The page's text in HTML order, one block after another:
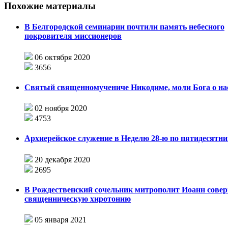
Похожие материалы
В Белгородской семинарии почтили память небесного
покровителя миссионеров
06 октября 2020
3656
Святый священномучениче Никодиме, моли Бога о
02 ноября 2020
4753
Архиерейское служение в Неделю 28-ю по
20 декабря 2020
2695
В Рождественский сочельник митрополит Иоанн
священническую хиротонию
05 января 2021